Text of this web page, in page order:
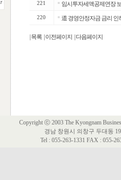
221 ■ 임시투자세액공제연장
220 ■ 道 경영안정자금 금리 인
| 목록 | 이전페이지 | 다음페이지
Copyright ⓒ 2003 The Kyongnam
경남 창원시 의창구 두대동
Tel : 055-263-1331 FAX : 055-